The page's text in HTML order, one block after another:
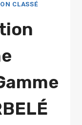
CLASSÉ